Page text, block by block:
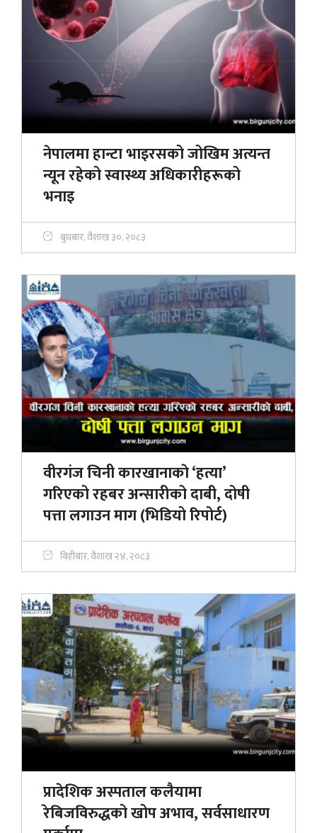
नेपालमा हान्टा भाइरसको जोखिम अत्यन्त
न्यून रहेको स्वास्थ्य अधिकारीहरूको
भनाइ
बुधबार, वैशाख ३०, २०८३
वीरगंज चिनी कारखानाकाे ‘हत्या’
गरिएको रहबर अन्सारीको दाबी, दोषी
पत्ता लगाउन माग (भिडियो रिपोर्ट)
बिहीबार, वैशाख २४, २०८३
प्रादेशिक अस्पताल कलैयामा
रेबिजविरुद्धको खोप अभाव, सर्वसाधारण